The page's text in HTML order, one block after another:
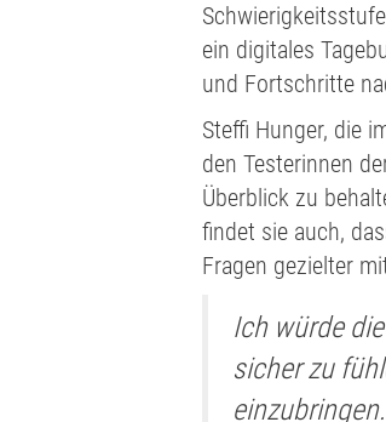
ein digitales
und Fortschritte
Steffi Hunger, die
den Testerinnen
Überblick zu
findet sie auch,
Fragen gezielter
Ich würde
sicher zu
einzubringen.